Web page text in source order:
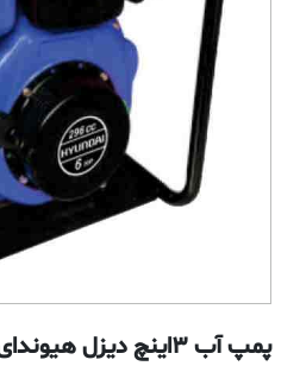
پمپ آب 3اینچ دیزل هیوندای مدل HW340-DP